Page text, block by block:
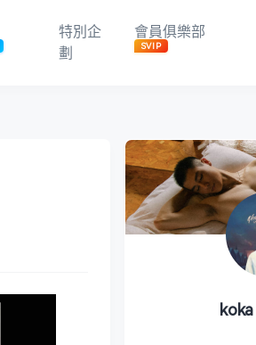
特別企
劃
會員俱樂部
SVIP
koka